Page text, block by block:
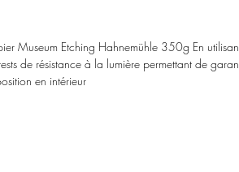
Museum Etching Hahnemühle 350g En
de résistance à la lumière permettant de
en intérieur